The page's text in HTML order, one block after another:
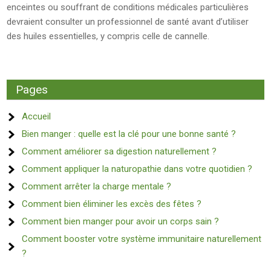
enceintes ou souffrant de conditions médicales particulières
devraient consulter un professionnel de santé avant d’utiliser
des huiles essentielles, y compris celle de cannelle.
Pages
Accueil
Bien manger : quelle est la clé pour une bonne santé ?
Comment améliorer sa digestion naturellement ?
Comment appliquer la naturopathie dans votre quotidien ?
Comment arrêter la charge mentale ?
Comment bien éliminer les excès des fêtes ?
Comment bien manger pour avoir un corps sain ?
Comment booster votre système immunitaire naturellement
?